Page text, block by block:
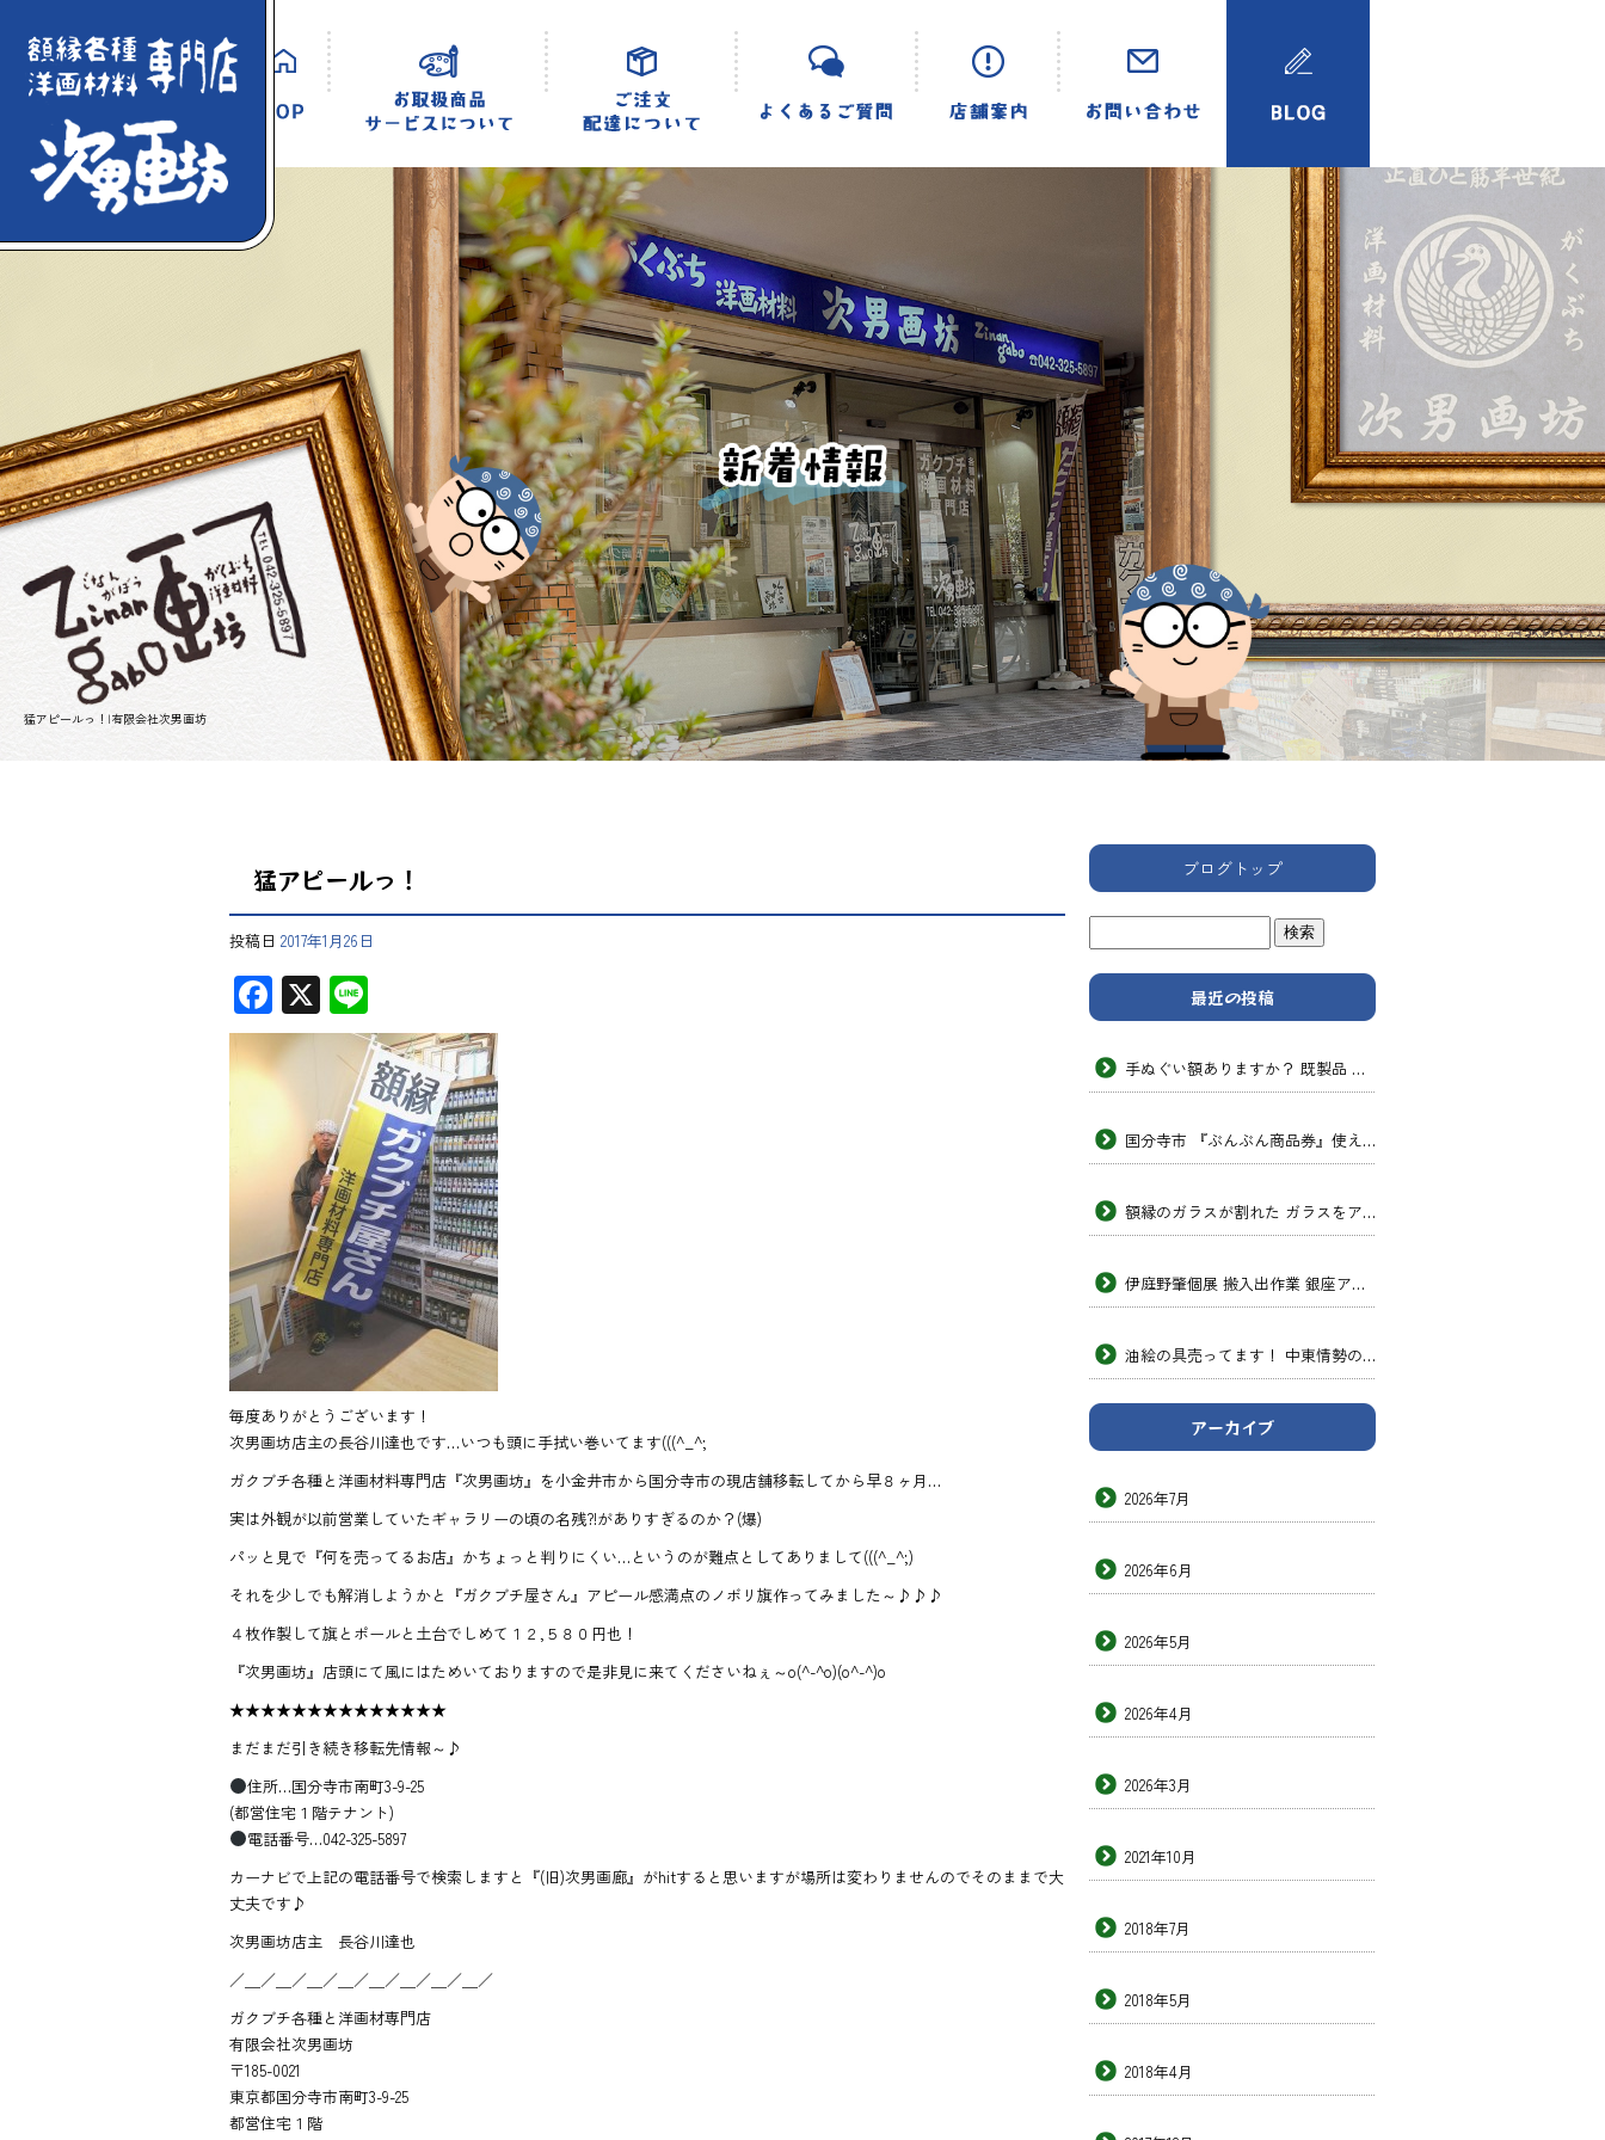
猛アピールっ！|有限会社次男画坊
猛アピールっ！
投稿日 2017年1月26日
F
ac
e
ok
X
ne
毎度ありがとうございます！
次男画坊店主の長谷川達也です…いつも頭に手拭い巻いてます(((^_^;
ガクブチ各種と洋画材料専門店『次男画坊』を小金井市から国分寺市の現店舗移転してから早８ヶ月…
実は外観が以前営業していたギャラリーの頃の名残?!がありすぎるのか？(爆)
パッと見で『何を売ってるお店』かちょっと判りにくい…というのが難点としてありまして(((^_^;)
それを少しでも解消しようかと『ガクブチ屋さん』アピール感満点のノボリ旗作ってみました～♪♪♪
４枚作製して旗とポールと土台でしめて１２,５８０円也！
『次男画坊』店頭にて風にはためいておりますので是非見に来てくださいねぇ～o(^-^o)(o^-^)o
★★★★★★★★★★★★★★
まだまだ引き続き移転先情報～♪
住所…国分寺市南町3-9-25
(都営住宅１階テナント)
電話番号…042-325-5897
カーナビで上記の電話番号で検索しますと『(旧)次男画廊』がhitすると思いますが場所は変わりませんのでそのままで大
丈夫です♪
次男画坊店主 長谷川達也
／＿／＿／＿／＿／＿／＿／＿／＿／
ガクブチ各種と洋画材専門店
有限会社次男画坊
〒185-0021
東京都国分寺市南町3-9-25
都営住宅１階
ブログトップ
最近の投稿
手ぬぐい額ありますか？ 既製品 次男画坊
国分寺市 『ぶんぶん商品券』使えます！ 次男画坊
額縁のガラスが割れた ガラスをアクリルガラスに交換したい 透明のプラスチック 板みたいなヤツ 東京の額縁店
伊庭野肇個展 搬入出作業 銀座アートホール 次男画坊
油絵の具売ってます！ 中東情勢の影響 洋画材料専門店 次男画坊
アーカイブ
2026年7月
2026年6月
2026年5月
2026年4月
2026年3月
2021年10月
2018年7月
2018年5月
2018年4月